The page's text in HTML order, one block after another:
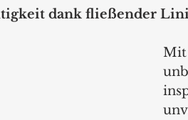
dank fließender
Mit